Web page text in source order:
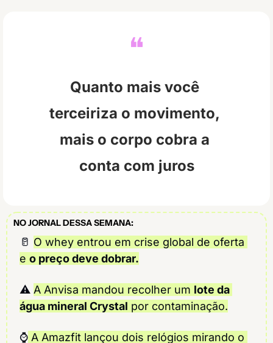
❝
Quanto mais você
terceiriza o movimento,
mais o corpo cobra a
conta com juros
NO JORNAL DESSA SEMANA:
🥛 O whey entrou em crise global de oferta
e o preço deve dobrar.
⚠️ A Anvisa mandou recolher um lote da
água mineral Crystal por contaminação.
⌚ A Amazfit lançou dois relógios mirando o